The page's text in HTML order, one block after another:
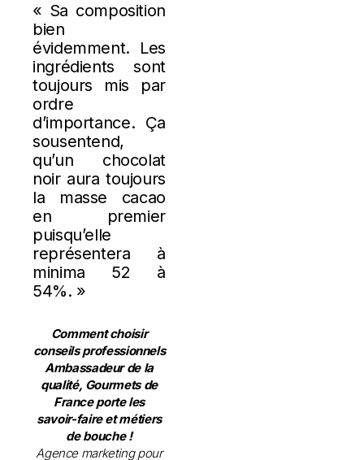
« Sa composition
bien
évidemment. Les
ingrédients sont
toujours mis par
ordre
d’importance. Ça
sousentend,
qu’un chocolat
noir aura toujours
la masse cacao
en premier
puisqu’elle
représentera à
minima 52 à
54%. »
Comment choisir
conseils professionnels
Ambassadeur de la
qualité, Gourmets de
France porte les
savoir-faire et métiers
de bouche !
Agence marketing pour